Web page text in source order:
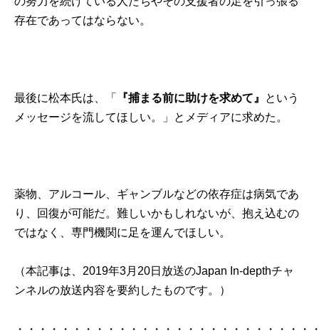
存在であってはならない。
最後に松本氏は、「 『捕まる前に助けを求めて』
という
メッセージを流してほしい。」とメディアに求めた。
薬物、アルコール、ギャンブルなどの依存症は病気であ
り、回復が可能だ。難しいかもしれないが、抱え込むの
ではなく、専門機関に足を運んでほしい。
（本記事は、2019年3月20日放送のJapan In-depthチャ
ンネルの放送内容を要約したものです。）
・・・・・・・・・・・・・・・・・・・・・・・・・・